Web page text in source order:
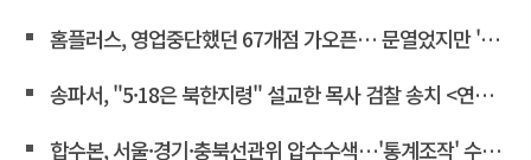
홈플러스, 영업중단했던 67개점 가오픈… 문열었지만 '텅빈 매대'
송파서, "5·18은 북한지령" 설교한 목사 검찰 송치 <연합뉴스>
합수본, 서울·경기·충북선관위 압수수색…'통계조작' 수사확대